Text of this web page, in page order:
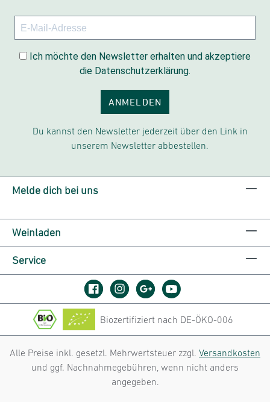
Ich möchte den Newsletter erhalten und akzeptiere
die Datenschutzerklärung.
ANMELDEN
Du kannst den Newsletter jederzeit über den Link in
unserem Newsletter abbestellen.
Melde dich bei uns
Weinladen
Service
Biozertifiziert nach DE-ÖKO-006
Alle Preise inkl. gesetzl. Mehrwertsteuer zzgl. Versandkosten
und ggf. Nachnahmegebühren, wenn nicht anders
angegeben.